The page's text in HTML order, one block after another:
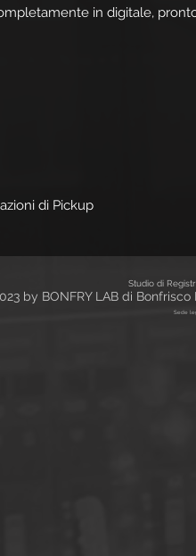
in digitale,
di Pickup
Studio di
by BONFRY LAB di
Sede